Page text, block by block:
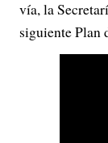
vía, la
siguiente Plan